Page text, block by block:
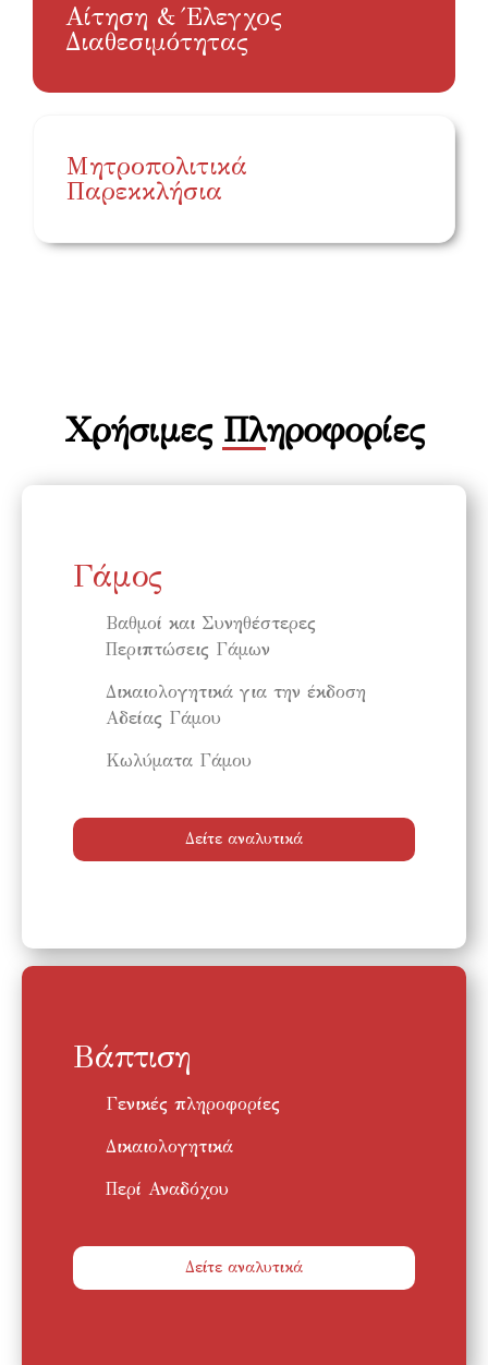
Αίτηση & Έλεγχος
Διαθεσιμότητας
Μητροπολιτικά
Παρεκκλήσια
Χρήσιμες Πληροφορίες
Γάμος
Βαθμοί και Συνηθέστερες
Περιπτώσεις Γάμων
Δικαιολογητικά για την έκδοση
Αδείας Γάμου
Κωλύματα Γάμου
Δείτε αναλυτικά
Βάπτιση
Γενικές πληροφορίες
Δικαιολογητικά
Περί Αναδόχου
Δείτε αναλυτικά